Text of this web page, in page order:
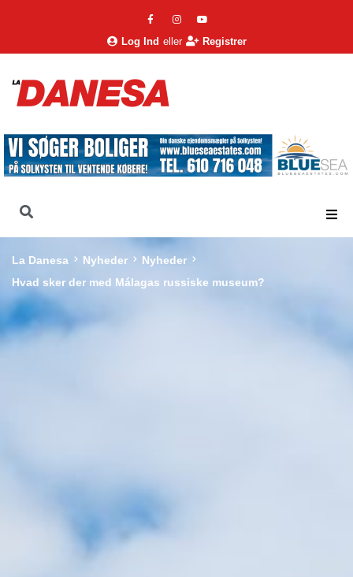
Log Ind eller Registrer
La Danesa Nyheder
Nyheder
Hvad sker der med Málagas russiske museum?